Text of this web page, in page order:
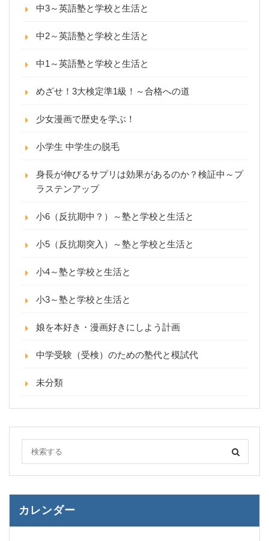
中3～英語塾と学校と生活と
中2～英語塾と学校と生活と
中1～英語塾と学校と生活と
めざせ！3大検定準1級！～合格への道
少女漫画で歴史を学ぶ！
小学生 中学生の脱毛
身長が伸びるサプリは効果があるのか？検証中～プ
ラステンアップ
小6（反抗期中？）～塾と学校と生活と
小5（反抗期突入）～塾と学校と生活と
小4～塾と学校と生活と
小3～塾と学校と生活と
娘を本好き・漫画好きにしよう計画
中学受験（受検）のための塾代と模試代
未分類
カレンダー